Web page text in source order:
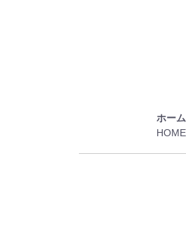
ホーム